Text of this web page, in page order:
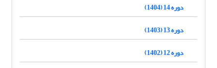
دوره 14 (1404)
دوره 13 (1403)
دوره 12 (1402)